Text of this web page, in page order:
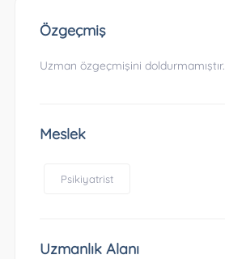
Özgeçmiş
Uzman özgeçmişini doldurmamıştır.
Meslek
Psikiyatrist
Uzmanlık Alanı